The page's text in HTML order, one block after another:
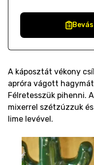
A káposztát vékony
apróra vágott
Félretesszük pihenni.
mixerrel szétzúzzuk
lime levével.